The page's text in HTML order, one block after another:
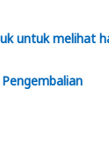
untuk melihat